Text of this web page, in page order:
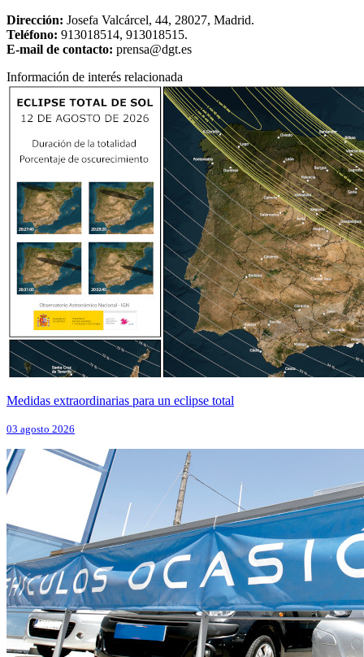
Dirección: Josefa Valcárcel, 44, 28027, Madrid.
Teléfono: 913018514, 913018515.
E-mail de contacto: prensa@dgt.es
Información de interés relacionada
Medidas extraordinarias para un eclipse total
03 agosto 2026